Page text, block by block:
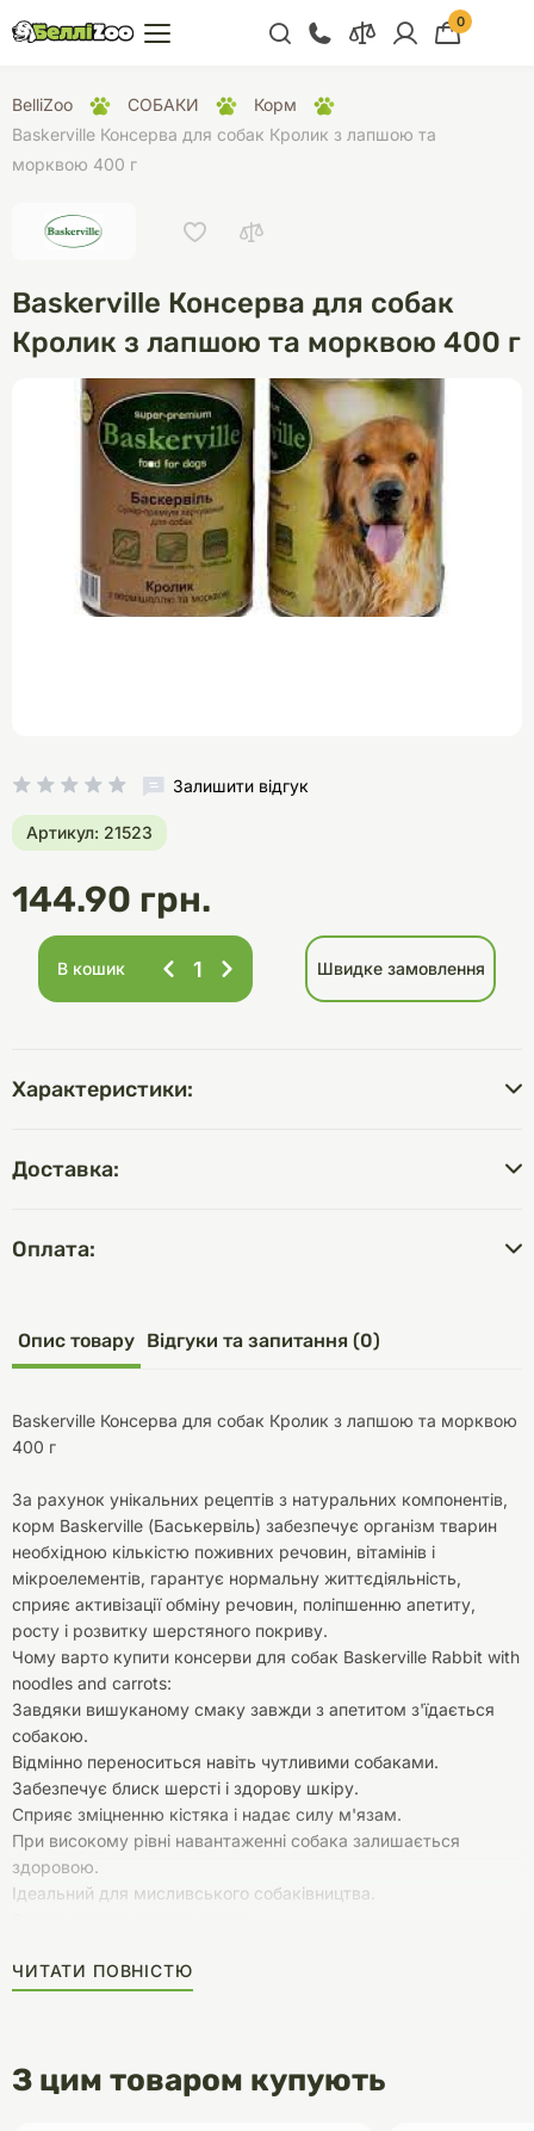
+38 (068) 300 91 91
Відділ продажу
+38 (068) 479 28
76
0
BelliZoo СОБАКИ
Корм
Baskerville Консерва для собак Кролик з лапшою та
морквою 400 г
Baskerville Консерва для собак
Кролик з лапшою та морквою 400 г
Залишити відгук
Артикул: 21523
144.90 грн.
В кошик Швидке замовлення
Характеристики:
Доставка:
Оплата:
Опис товару Відгуки та запитання (0)
Baskerville Консерва для собак Кролик з лапшою та морквою
400 г
За рахунок унікальних рецептів з натуральних компонентів,
корм Baskerville (Баськервіль) забезпечує організм тварин
необхідною кількістю поживних речовин, вітамінів і
мікроелементів, гарантує нормальну життєдіяльність,
сприяє активізації обміну речовин, поліпшенню апетиту,
росту і розвитку шерстяного покриву.
Чому варто купити консерви для собак Baskerville Rabbit with
noodles and carrots:
Завдяки вишуканому смаку завжди з апетитом з'їдається
собакою.
Відмінно переноситься навіть чутливими собаками.
Забезпечує блиск шерсті і здорову шкіру.
Сприяє зміцненню кістяка і надає силу м'язам.
При високому рівні навантаженні собака залишається
здоровою.
Ідеальний для мисливського собаківництва.
ЧИТАТИ ПОВНІСТЮ
З цим товаром купують